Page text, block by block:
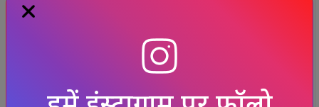
जानी-मानी हस्तियां भी शामिल होंगी। इनमें डॉक्टर्स ऑफ
यूनिवर्सिटी ऑफ सेंट्रल फ्लोरिडा स्कूल ऑफ मेडिसिन
असिस्टेंट प्रोफेसर (न्यूरोलॉजी) डॉ. जयवीर सिंह राठौर, स्टार
हॉस्पिटल्स, हैदराबाद के क्लिनिकल डायरेक्टर और